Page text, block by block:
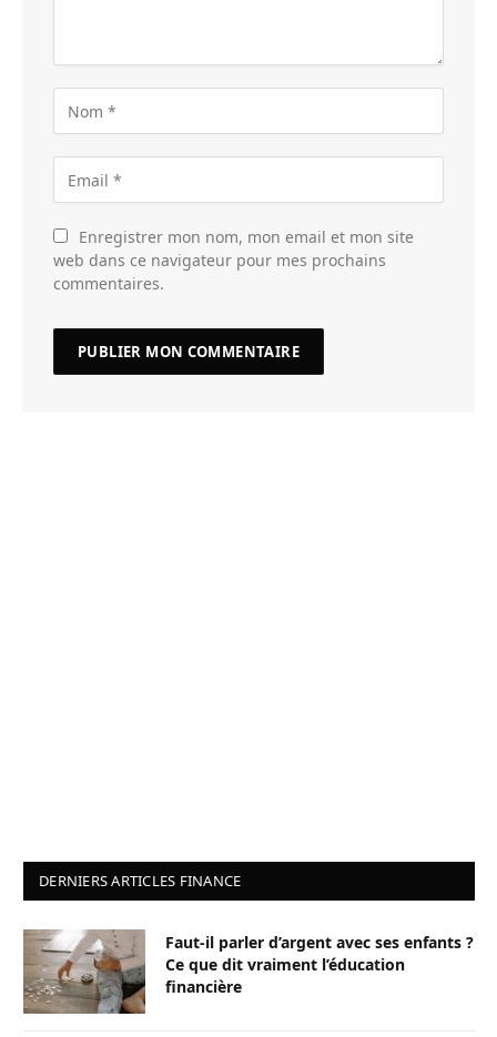
Enregistrer mon nom, mon email et mon site
web dans ce navigateur pour mes prochains
commentaires.
DERNIERS ARTICLES FINANCE
Faut-il parler d’argent avec ses enfants ?
Ce que dit vraiment l’éducation
financière